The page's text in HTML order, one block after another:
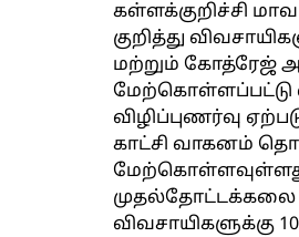
கள்ளக்குறிச்சி
குறித்து
மற்றும் கோத்ரேஜ்
மேற்கொள்ளப்பட்டு
விழிப்புணர்வு
காட்சி வாகனம்
மேற்கொள்ளவுள்ளது.
முதல்தோட்டக்கலை
விவசாயிகளுக்கு